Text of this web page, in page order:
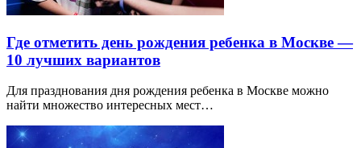
Где отметить день рождения ребенка в Москве —
10 лучших вариантов
Для празднования дня рождения ребенка в Москве можно
найти множество интересных мест…